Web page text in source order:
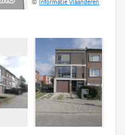
©Informatie Vlaanderen